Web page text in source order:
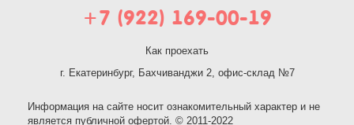
+7 (922) 169-00-19
Как проехать
г. Екатеринбург, Бахчиванджи 2, офис-склад №7
Информация на сайте носит ознакомительный характер и не
является публичной офертой. © 2011-2022